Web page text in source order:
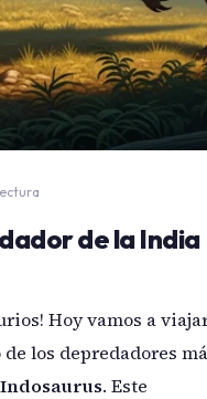
de la India
Hoy vamos a
los depredadores
Indosaurus. Este